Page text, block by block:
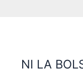
NI LA